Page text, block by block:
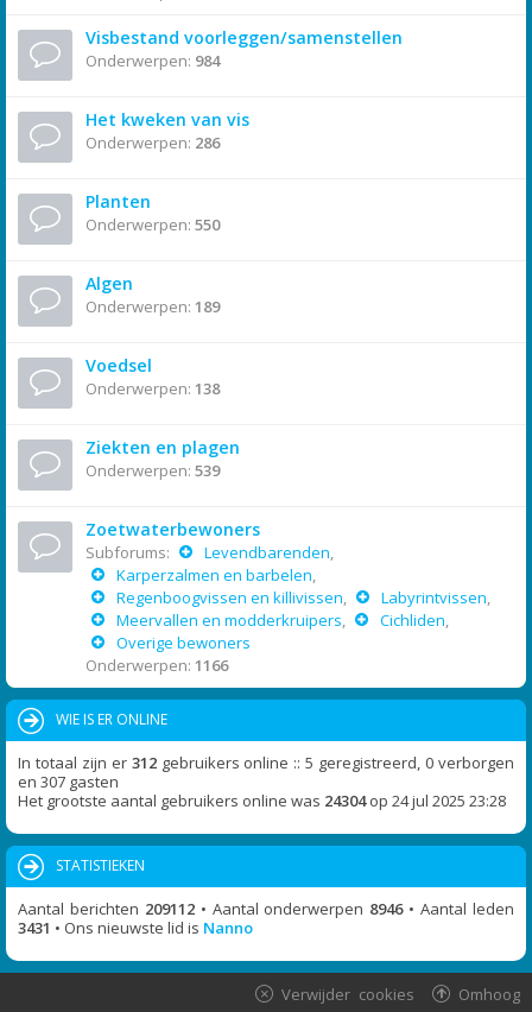
Visbestand voorleggen/samenstellen
Onderwerpen: 984
Het kweken van vis
Onderwerpen: 286
Planten
Onderwerpen: 550
Algen
Onderwerpen: 189
Voedsel
Onderwerpen: 138
Ziekten en plagen
Onderwerpen: 539
Zoetwaterbewoners
Subforums: Levendbarenden,
Karperzalmen en barbelen,
Regenboogvissen en killivissen, Labyrintvissen,
Meervallen en modderkruipers, Cichliden,
Overige bewoners
Onderwerpen: 1166
WIE IS ER ONLINE
In totaal zijn er 312gebruikers online :: 5 geregistreerd, 0 verborgen
en 307 gasten
Het grootste aantal gebruikers online was 24304op 24 jul 2025 23:28
STATISTIEKEN
Aantal berichten 209112• Aantal onderwerpen 8946• Aantal leden
3431 • Ons nieuwste lid is Nanno
Omhoog
Verwijder cookies